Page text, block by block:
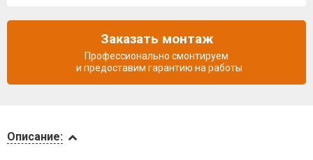
Описание:
Заказать монтаж
Профессионально смонтируем
и предоставим гарантию на работы